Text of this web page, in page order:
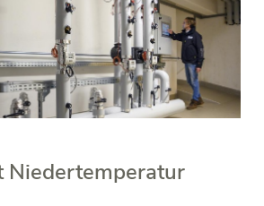
Niedertemperatur